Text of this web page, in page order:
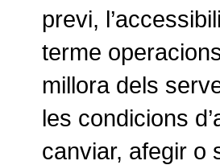
previ,
terme
millora dels
les condicions
canviar, afegir o